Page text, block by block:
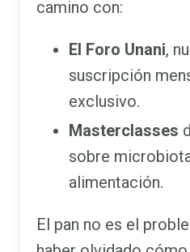
camino con:
El Foro Unani,
suscripción
exclusivo.
Masterclasses
sobre
alimentación.
El pan no es el